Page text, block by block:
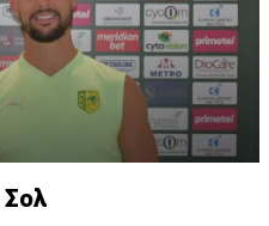
Σολ